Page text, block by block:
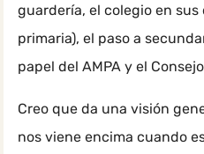
guardería, el colegio en
primaria), el paso a
papel del AMPA y el
Creo que da una visión
nos viene encima cuando